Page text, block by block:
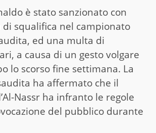
è stato sanzionato con
squalifica nel campionato
ed una multa di
a causa di un gesto volgare
lo scorso fine settimana. La
ha affermato che il
Nassr ha infranto le regole
del pubblico durante